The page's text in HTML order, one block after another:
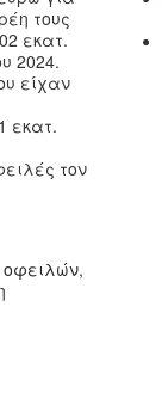
τους
εκατ.
2024.
είχαν
εκατ.
τον
οφειλών,